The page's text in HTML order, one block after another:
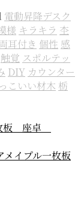
電動昇降デスク
様 キラキラ 杢
耳付き 個性 感
触覚 スポルテッ
DIY カウンター
こいい材木 栃
板 座卓
メイプル一枚板